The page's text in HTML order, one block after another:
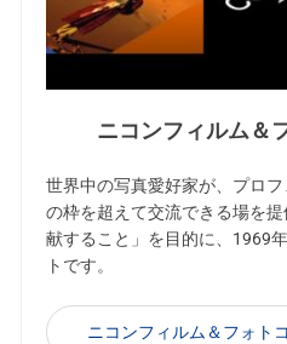
ニコンフィルム＆
世界中の写真愛好家が、プロ
の枠を超えて交流できる場を
献すること」を目的に、1969
トです。
ニコンフィルム＆フォト